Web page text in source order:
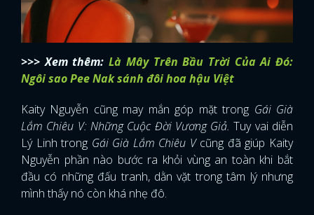
>>> Xem thêm:Là Mây Trên Bầu Trời Của Ai Đó:
Ngôi sao Pee Nak sánh đôi hoa hậu Việt
Kaity Nguyễn cũng may mắn góp mặt trong Gái Già
Lắm Chiêu V: Những Cuộc Đời Vương Giả.Tuy vai diễn
Lý Linh trong Gái Già Lắm Chiêu V cũng đã giúp Kaity
Nguyễn phần nào bước ra khỏi vùng an toàn khi bắt
đầu có những đấu tranh, dằn vặt trong tâm lý nhưng
mình thấy nó còn khá nhẹ đô.